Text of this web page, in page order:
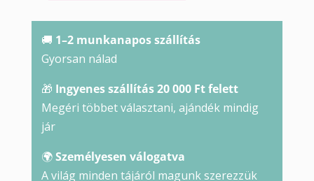
🚚 1–2 munkanapos szállítás
Gyorsan nálad
🎁 Ingyenes szállítás 20 000 Ft felett
Megéri többet választani, ajándék mindig
jár
🌍Személyesen válogatva
A világ minden tájáról magunk szerezzük